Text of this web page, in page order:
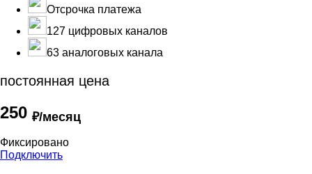
Отсрочка платежа
127 цифровых каналов
63 аналоговых канала
постоянная цена
250 ₽/месяц
Фиксировано
Подключить